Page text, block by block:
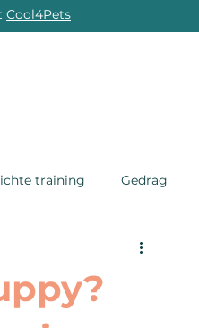
Cool4Pets
training Gedrag